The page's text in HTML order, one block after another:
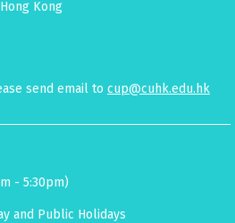
Kong
send email to cup@cuhk.edu.hk
- 5:30pm)
and Public Holidays